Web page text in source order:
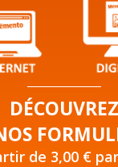
DÉCOUVREZ
de 3,00 €